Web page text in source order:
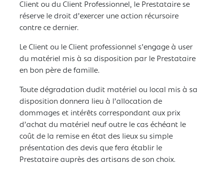
Client ou du Client Professionnel, le Prestataire se
réserve le droit d’exercer une action récursoire
contre ce dernier.
Le Client ou le Client professionnel s’engage à user
du matériel mis à sa disposition par le Prestataire
en bon père de famille.
Toute dégradation dudit matériel ou local mis à sa
disposition donnera lieu à l’allocation de
dommages et intérêts correspondant aux prix
d’achat du matériel neuf outre le cas échéant le
coût de la remise en état des lieux su simple
présentation des devis que fera établir le
Prestataire auprès des artisans de son choix.